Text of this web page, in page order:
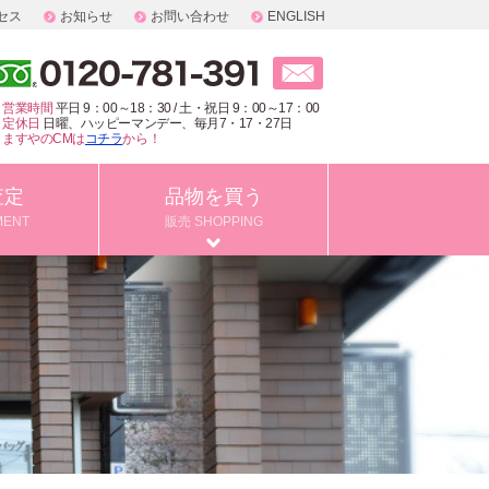
ス お知らせ お問い合わせ ENGLISH
営業時間 平日 9：00～18：30 / 土・祝日 9：00～17：00
定休日 日曜、ハッピーマンデー、毎月7・17・27日
ますやのCMはコチラから！
品物を買う
販売 SHOPPING